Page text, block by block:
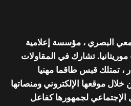
البصري ، مؤسسة إعلامية
تشارك في المقاولات
، تمتلك قبس طاقما مهنيا
موقعها الإلكتروني ومنصاتها
لجمهورها كفاعل